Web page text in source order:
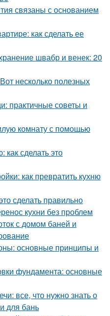
связаны с основанием
как сделать ее
швабр и венек: 20
несколько полезных
практичные советы и
комнату с помощью
как сделать это
как превратить кухню
сделать правильно
кухни без проблем
с домом баней и
основные принципы и
фундамента: основные
все, что нужно знать о
для бань